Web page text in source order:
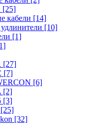
[25]
кабели [14]
[10]
[1]
[27]
[7]
[6]
[2]
[3]
[25]
[32]